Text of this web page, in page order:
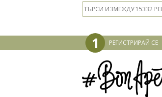
1 РЕГИСТРИРАЙ СЕ